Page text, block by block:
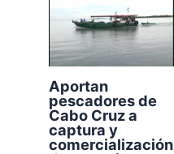
Aportan
pescadores de
Cabo Cruz a
captura y
comercialización